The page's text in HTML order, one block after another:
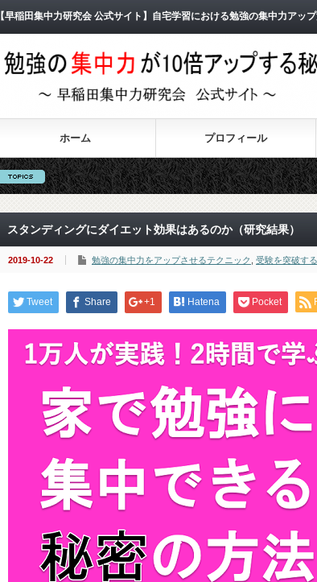
【早稲田集中力研究会 公式サイト】自宅学習における勉強の集中力アッ
ホーム プロフィール
スタンディングにダイエット効果はあるのか（研究結果）
2019-10-22 勉強の集中力をアップさせるテクニック 受験を突破す
Tweet Share +1 Hatena Pocket